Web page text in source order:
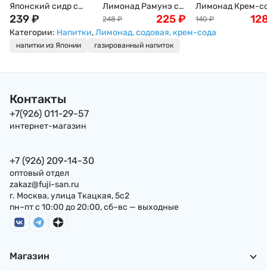
Японский сидр с
ананасом Томомасу
Tomomasu Pineapple
Cider, 300 мл,
Япония
239₽
Лимонад Рамунэ с
цветками сакуры
HATA KOUSEN Sakura
Edition , 200 мл,
Япония
248 ₽ 225₽
Лимонад Крем-
со вкусом Дыни
"Томинага"
140 ₽
Категории: Напитки,Лимонад, содовая, крем-сода
напитки из Японии газированный напиток
Контакты
+7(926) 011-29-57
интернет-магазин
+7 (926) 209-14-30
оптовый отдел
zakaz@fuji-san.ru
г. Москва, улица Ткацкая, 5с2
пн–пт с 10:00 до 20:00, сб–вс — выходные
Магазин